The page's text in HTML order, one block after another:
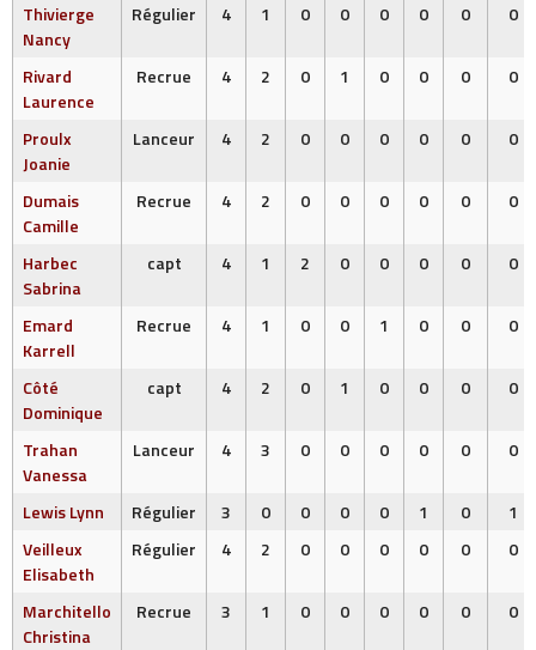
Thivierge
Nancy
Régulier 4 1 0 0 0 0 0 0
Rivard
Laurence
Recrue 4 2 0 1 0 0 0 0
Proulx
Joanie
Lanceur 4 2 0 0 0 0 0 0
Dumais
Camille
Recrue 4 2 0 0 0 0 0 0
Harbec
Sabrina
capt 4 1 2 0 0 0 0 0
Emard
Karrell
Recrue 4 1 0 0 1 0 0 0
Côté
Dominique
capt 4 2 0 1 0 0 0 0
Trahan
Vanessa
Lanceur 4 3 0 0 0 0 0 0
Lewis Lynn Régulier 3 0 0 0 0 1 0
1
Veilleux
Elisabeth
Régulier 4 2 0 0 0 0 0 0
Marchitello
Christina
Recrue 3 1 0 0 0 0 0 0